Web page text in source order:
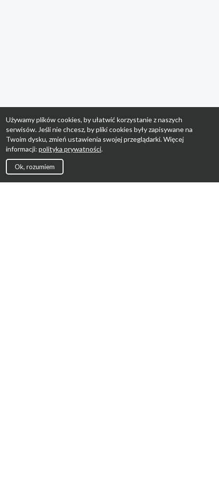
Używamy plików cookies, by ułatwić korzystanie z naszych
serwisów. Jeśli nie chcesz, by pliki cookies były zapisywane na
Twoim dysku, zmień ustawienia swojej przeglądarki. Więcej
informacji: polityka prywatności.
Ok, rozumiem